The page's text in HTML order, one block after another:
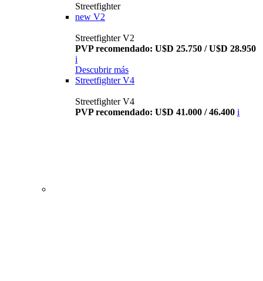
Streetfighter
new V2
Streetfighter V2
PVP recomendado: U$D 25.750 / U$D 28.950
i
Descubrir más
Streetfighter V4
Streetfighter V4
PVP recomendado: U$D 41.000 / 46.400 i